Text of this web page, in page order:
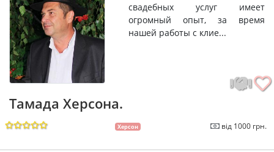
свадебных услуг имеет
огромный опыт, за время
нашей работы с клие...
Тамада Херсона.
Херсон від 1000 грн.